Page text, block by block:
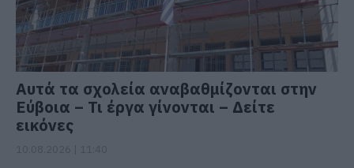
Αυτά τα σχολεία αναβαθμίζονται στην
Εύβοια – Τι έργα γίνονται – Δείτε
εικόνες